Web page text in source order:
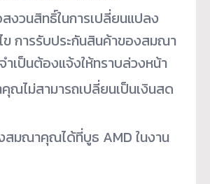
งวนสิทธิ์ในการเปลี่ยนแปลง
ข การรับประกันสินค้าของสมณา
เป็นต้องแจ้งให้ทราบล่วงหน้า
ไม่สามารถเปลี่ยนเป็นเงินสด
สมณาคุณได้ที่บูธ AMD ในงาน